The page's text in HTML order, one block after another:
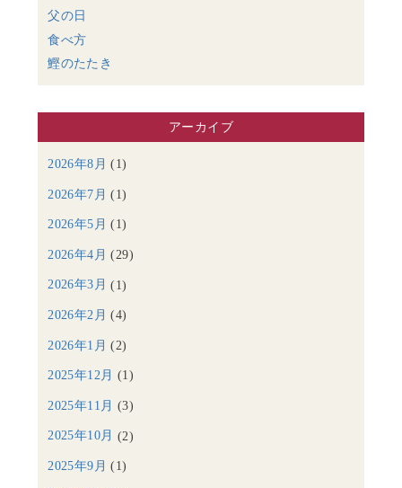
父の日
食べ方
鰹のたたき
アーカイブ
2026年8月 (1)
2026年7月 (1)
2026年5月 (1)
2026年4月 (29)
2026年3月 (1)
2026年2月 (4)
2026年1月 (2)
2025年12月 (1)
2025年11月 (3)
2025年10月 (2)
2025年9月 (1)